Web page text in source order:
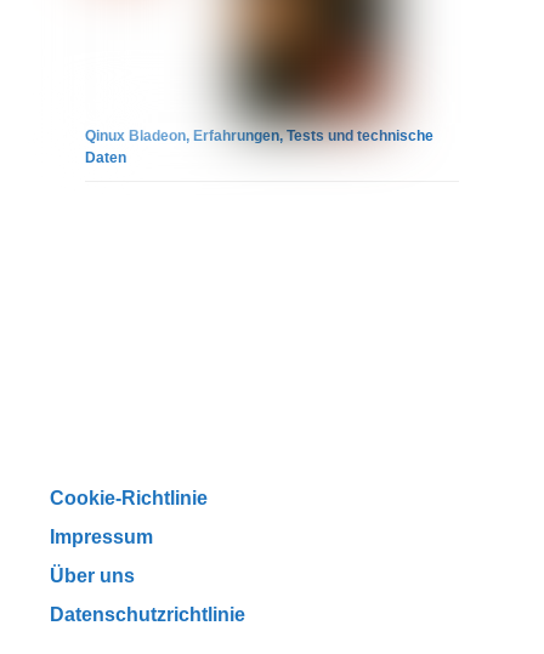
Qinux Bladeon, Erfahrungen, Tests und technische
Daten
Cookie-Richtlinie
Impressum
Über uns
Datenschutzrichtlinie